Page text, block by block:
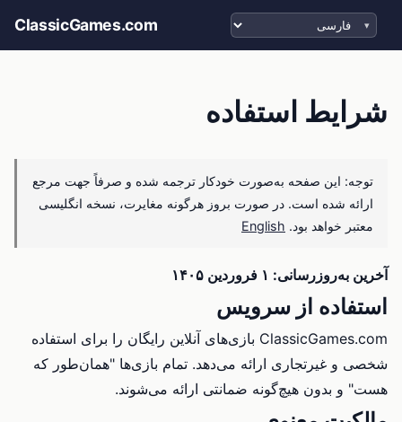
ClassicGames.com انتخاب زبان
شرایط استفاده
توجه: این صفحه به‌صورت خودکار ترجمه شده و صرفاً جهت مرجع
ارائه شده است. در صورت بروز هرگونه مغایرت، نسخه انگلیسی
معتبر خواهد بود. English
آخرین به‌روزرسانی: ۱ فروردین ۱۴۰۵
استفاده از سرویس
ClassicGames.com بازی‌های آنلاین رایگان را برای استفاده
شخصی و غیرتجاری ارائه می‌دهد. تمام بازی‌ها "همان‌طور که
هست" و بدون هیچ‌گونه ضمانتی ارائه می‌شوند.